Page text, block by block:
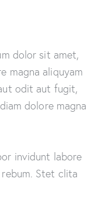
dolor sit amet,
magna aliquyam
odit aut fugit,
dolore magna
invidunt labore
Stet clita